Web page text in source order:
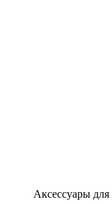
Аксессуары